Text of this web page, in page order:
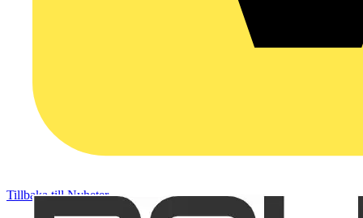
Tillbaka till Nyheter